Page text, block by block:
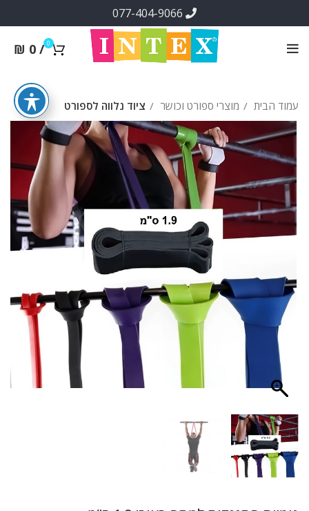
0
/
₪ 0
עמוד הבית מוצרי ספורט וכושר ציוד נלווה לספורט